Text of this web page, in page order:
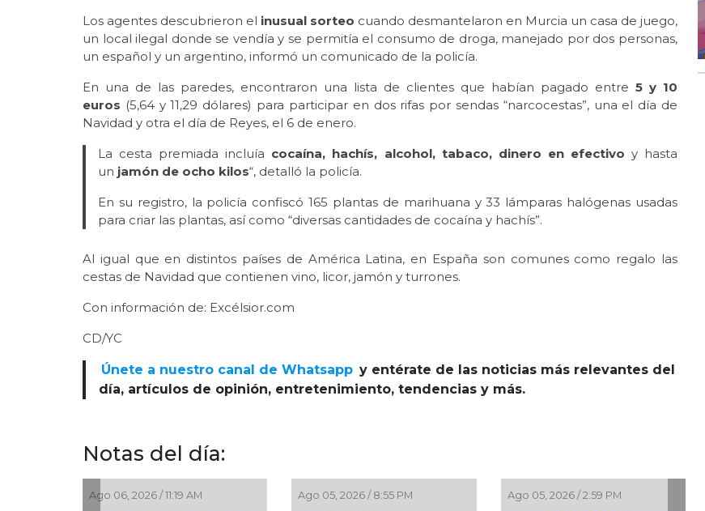
Los agentes descubrieron el inusual sorteo cuando desmantelaron en Murcia un casa de juego,
un local ilegal donde se vendía y se permitía el consumo de droga, manejado por dos personas,
un español y un argentino, informó un comunicado de la policía.
En una de las paredes, encontraron una lista de clientes que habían pagado entre 5 y 10
euros (5,64 y 11,29 dólares) para participar en dos rifas por sendas “narcocestas”, una el día de
Navidad y otra el día de Reyes, el 6 de enero.
La cesta premiada incluía cocaína, hachís, alcohol, tabaco, dinero en efectivo y hasta
un jamón de ocho kilos“, detalló la policía.
En su registro, la policía confiscó 165 plantas de marihuana y 33 lámparas halógenas usadas
para criar las plantas, así como “diversas cantidades de cocaína y hachís”.
Al igual que en distintos países de América Latina, en España son comunes como regalo las
cestas de Navidad que contienen vino, licor, jamón y turrones.
Con información de: Excélsior.com
CD/YC
Únete a nuestro canal de Whatsapp y entérate de las noticias más relevantes del
día, artículos de opinión, entretenimiento, tendencias y más.
Notas del día:
Ago 05, 2026 / 8:55 PM Ago 05, 2026 / 2:59 PM Ago 05, 2026 / 2:56 PM